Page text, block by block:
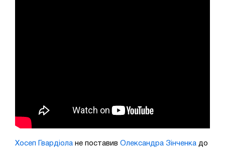
Хосеп Гвардіола не поставив Олександра Зінченка до